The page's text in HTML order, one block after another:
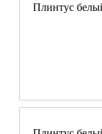
Плинтус